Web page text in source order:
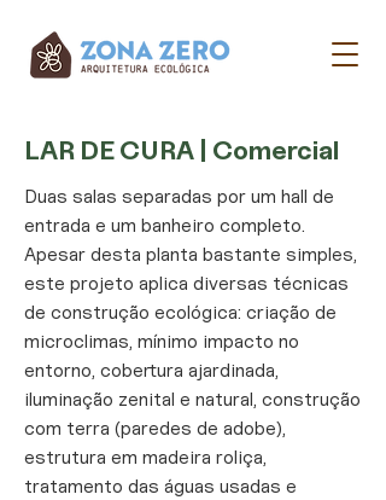
LAR DE CURA | Comercial
Duas salas separadas por um hall de
entrada e um banheiro completo.
Apesar desta planta bastante simples,
este projeto aplica diversas técnicas
de construção ecológica: criação de
microclimas, mínimo impacto no
entorno, cobertura ajardinada,
iluminação zenital e natural, construção
com terra (paredes de adobe),
estrutura em madeira roliça,
tratamento das águas usadas e